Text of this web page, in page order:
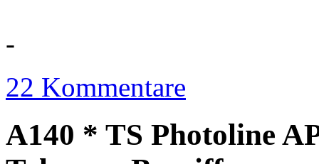
-
22 Kommentare
A140 * TS Photoline